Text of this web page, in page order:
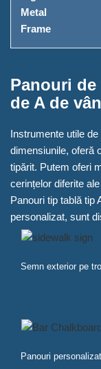
Panouri
de A de
Instrumente utile
dimensiunile, oferă
tipărit. Putem oferi
cerințelor diferite
Panouri tip tablă tip
personalizat, sunt
Semn exterior pe
Panouri